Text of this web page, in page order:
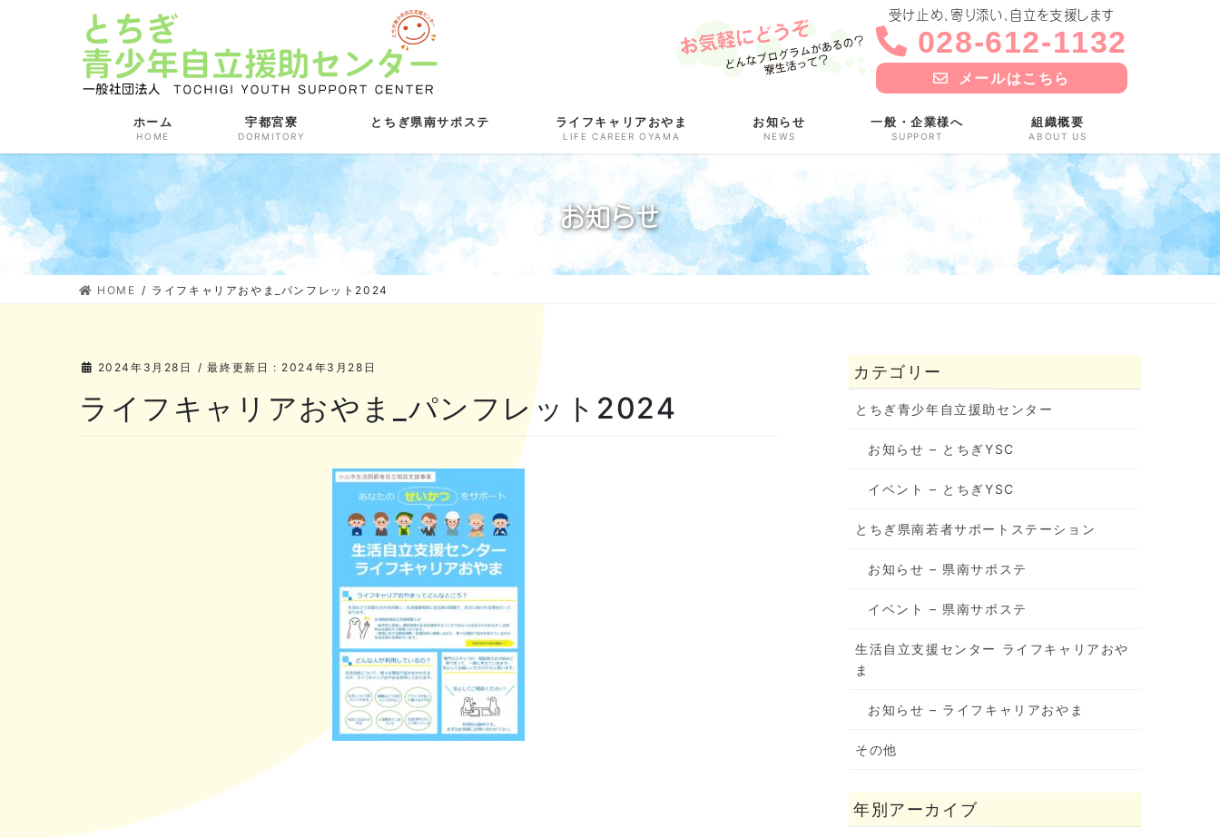
動
に
移
受け止め、寄り添い、自立を支援します
028-612-1132
メールはこちら
ホーム
HOME
宇都宮寮
DORMITORY
とちぎ県南サポステ ライフキャリアおやま
LIFE CAREER OYAMA
お知らせ
NEWS
一般・企業様へ
SUPPORT
組織概要
ABOUT US
お知らせ
HOME ライフキャリアおやま_パンフレット2024
2024年3月28日 / 最終更新日 : 2024年3月28日
ライフキャリアおやま_パンフレット2024
カテゴリー
とちぎ青少年自立援助センター
お知らせ – とちぎYSC
イベント – とちぎYSC
とちぎ県南若者サポートステーション
お知らせ – 県南サポステ
イベント – 県南サポステ
生活自立支援センター ライフキャリアおや
ま
お知らせ – ライフキャリアおやま
その他
年別アーカイブ